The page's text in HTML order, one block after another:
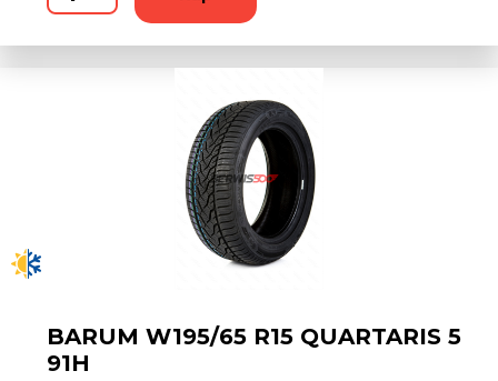
BARUM W195/65 R15 QUARTARIS 5
91H